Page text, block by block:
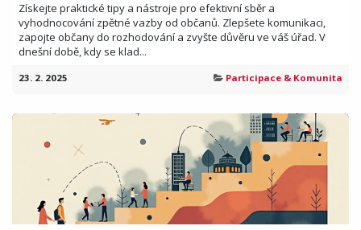
Získejte praktické tipy a nástroje pro efektivní sběr a
vyhodnocování zpětné vazby od občanů. Zlepšete komunikaci,
zapojte občany do rozhodování a zvyšte důvěru ve váš úřad. V
dnešní době, kdy se klad...
23. 2. 2025 Participace & Komunita